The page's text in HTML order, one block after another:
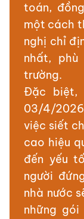
toán,
một cách
nghị chỉ
nhất,
trường.
Đặc biệt,
03/4/
việc siết
cao hiệu
đến yếu
người
nhà nước
những